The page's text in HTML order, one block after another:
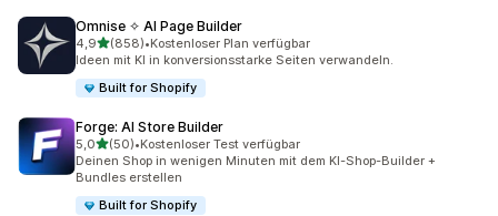
Omnise ✧ AI Page Builder
4,9von 5 Sternen
(858)
858 Rezensionen insgesamt
•Kostenloser Plan verfügbar
Ideen mit KI in konversionsstarke Seiten verwandeln.
Built for Shopify
Forge: AI Store Builder
5,0von 5 Sternen
(50)
50 Rezensionen insgesamt
•Kostenloser Test verfügbar
Deinen Shop in wenigen Minuten mit dem KI-Shop-Builder +
Bundles erstellen
Built for Shopify